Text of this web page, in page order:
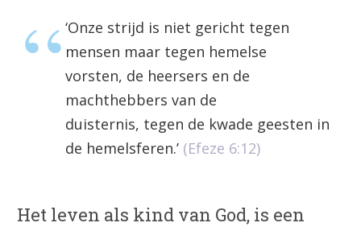
‘Onze strijd is niet gericht tegen
mensen maar tegen hemelse
vorsten, de heersers en de
machthebbers van de
duisternis, tegen de kwade geesten in
de hemelsferen.’ (Efeze 6:12)
Het leven als kind van God, is een